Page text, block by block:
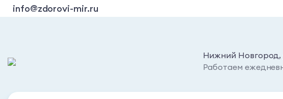
info@zdorovi-mir.ru
Нижний Новгород,
Работаем